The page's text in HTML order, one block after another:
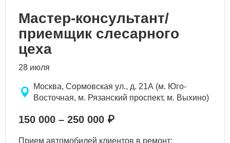
Мастер-консультант/
приемщик слесарного
цеха
28 июля
Москва, Сормовская ул., д. 21А (м. Юго-
Восточная, м. Рязанский проспект, м. Выхино)
150 000 – 250 000 ₽
Прием автомобилей клиентов в ремонт;